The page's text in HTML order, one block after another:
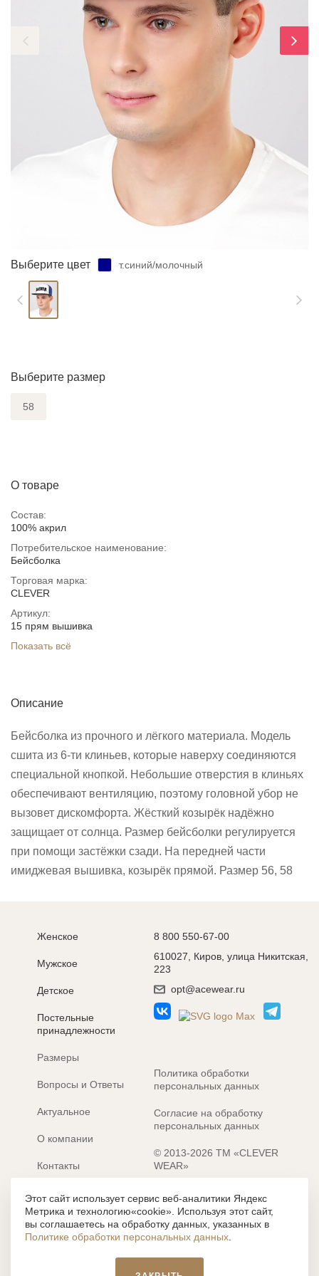
Выберите цвет т.синий/молочный
Выберите размер
58
О товаре
Состав:
100% акрил
Потребительское наименование:
Бейсболка
Торговая марка:
CLEVER
Артикул:
15 прям вышивка
Показать всё
Описание
Бейсболка из прочного и лёгкого материала. Модель
сшита из 6-ти клиньев, которые наверху соединяются
специальной кнопкой. Небольшие отверстия в клиньях
обеспечивают вентиляцию, поэтому головной убор не
вызовет дискомфорта. Жёсткий козырёк надёжно
защищает от солнца. Размер бейсболки регулируется
при помощи застёжки сзади. На передней части
имиджевая вышивка, козырёк прямой. Размер 56, 58
Женское
Мужское
Детское
Постельные
принадлежности
Размеры
Вопросы и Ответы
Актуальное
О компании
Контакты
Электронные каталоги
8 800 550-67-00
610027, Киров, улица Никитская,
223
opt@acewear.ru
Политика обработки
персональных данных
Согласие на обработку
персональных данных
© 2013-2026 ТМ «CLEVER
WEAR»
Разработка сайта: MACHAON
Все содержание, представленное или отраженное на сайте
https://clever-style.ru, включая, но не ограничиваясь, текстом,
графикой, фотографиями, иллюстрациями и т.д., являются
объектами авторского права, использование которых, без
письменного разрешения администрации и без активной
Этот сайт использует сервис веб-аналитики Яндекс
Метрика и технологию«cookie». Используя этот сайт,
вы соглашаетесь на обработку данных, указанных в
Политике обработки персональных данных